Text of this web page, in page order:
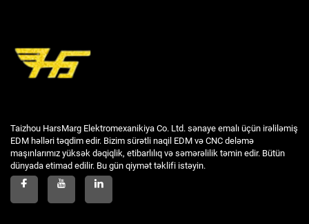
Taizhou HarsMarg Elektromexanikiya Co. Ltd. sənaye emalı üçün irəliləmiş
EDM həlləri təqdim edir. Bizim sürətli naqil EDM və CNC deləmə
maşınlarımız yüksək dəqiqlik, etibarlılıq və səmərəlilik təmin edir. Bütün
dünyada etimad edilir. Bu gün qiymət təklifi istəyin.